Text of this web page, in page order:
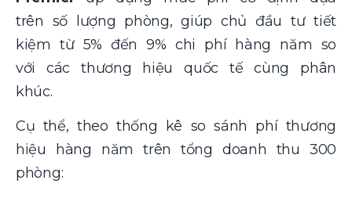
trên số lượng phòng, giúp chủ đầu tư tiết
kiệm từ 5% đến 9% chi phí hàng năm so
với các thương hiệu quốc tế cùng phân
khúc.
Cụ thể, theo thống kê so sánh phí thương
hiệu hàng năm trên tổng doanh thu 300
phòng: